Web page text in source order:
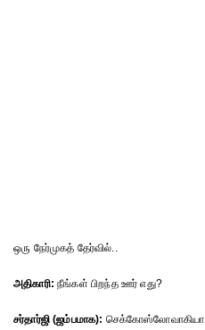
ஒரு நேர்முகத் தேர்வில்..
அதிகாரி: நீங்கள் பிறந்த ஊர் எது?
சர்தார்ஜி (ஜம்பமாக): செக்கோஸ்லோவாகியா